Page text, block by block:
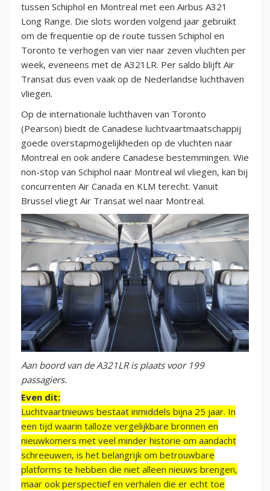
tussen Schiphol en Montreal met een Airbus A321
Long Range. Die slots worden volgend jaar gebruikt
om de frequentie op de route tussen Schiphol en
Toronto te verhogen van vier naar zeven vluchten per
week, eveneens met de A321LR. Per saldo blijft Air
Transat dus even vaak op de Nederlandse luchthaven
vliegen.
Op de internationale luchthaven van Toronto
(Pearson) biedt de Canadese luchtvaartmaatschappij
goede overstapmogelijkheden op de vluchten naar
Montreal en ook andere Canadese bestemmingen. Wie
non-stop van Schiphol naar Montreal wil vliegen, kan bij
concurrenten Air Canada en KLM terecht. Vanuit
Brussel vliegt Air Transat wel naar Montreal.
Aan boord van de A321LR is plaats voor 199
passagiers.
Even dit:
Luchtvaartnieuws bestaat inmiddels bijna 25 jaar. In
een tijd waarin talloze vergelijkbare bronnen en
nieuwkomers met veel minder historie om aandacht
schreeuwen, is het belangrijk om betrouwbare
platforms te hebben die niet alleen nieuws brengen,
maar ook perspectief en verhalen die er echt toe